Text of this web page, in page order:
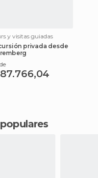
y visitas guiadas
privada desde
populares